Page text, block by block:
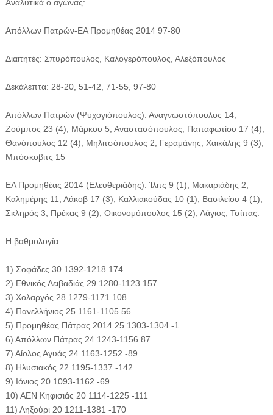
Aναλυτικά ο αγώνας:
Aπόλλων Πατρών-ΕΑ Προμηθέας 2014 97-80
Διαιτητές: Σπυρόπουλος, Καλογερόπουλος, Αλεξόπουλος
Δεκάλεπτα: 28-20, 51-42, 71-55, 97-80
Απόλλων Πατρών (Ψυχογιόπουλος): Αναγνωστόπουλος 14,
Ζούμπος 23 (4), Μάρκου 5, Αναστασόπουλος, Παπαφωτίου 17 (4),
Θανόπουλος 12 (4), Μηλιτσόπουλος 2, Γεραμάνης, Χαικάλης 9 (3),
Μπόσκοβιτς 15
ΕΑ Προμηθέας 2014 (Ελευθεριάδης): Ίλιτς 9 (1), Μακαριάδης 2,
Καλημέρης 11, Λάκοβ 17 (3), Καλλιακούδας 10 (1), Βασιλείου 4 (1),
Σκληρός 3, Πρέκας 9 (2), Οικονομόπουλος 15 (2), Λάγιος, Τσίπας.
Η βαθμολογία
1) Σοφάδες 30 1392-1218 174
2) Εθνικός Λειβαδιάς 29 1280-1123 157
3) Χολαργός 28 1279-1171 108
4) Πανελλήνιος 25 1161-1105 56
5) Προμηθέας Πάτρας 2014 25 1303-1304 -1
6) Απόλλων Πάτρας 24 1243-1156 87
7) Αίολος Αγυάς 24 1163-1252 -89
8) Ηλυσιακός 22 1195-1337 -142
9) Ιόνιος 20 1093-1162 -69
10) ΑΕΝ Κηφισιάς 20 1114-1225 -111
11) Ληξούρι 20 1211-1381 -170